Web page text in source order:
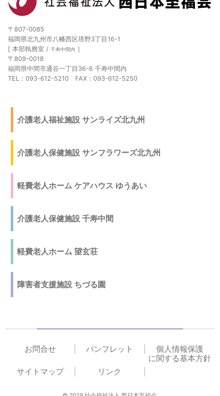
〒807-0085
福岡県北九州市八幡西区塔野3丁目16-1
[ 本部執務室 / 千寿中間内 ］
〒809-0018
福岡県中間市通谷一丁目36-6 千寿中間内
TEL：093-612-5210 FAX：093-612-5250
介護老人福祉施設 サンライズ北九州
介護老人保健施設 サンフラワーズ北九州
軽費老人ホーム ケアハウス ゆうあい
介護老人保健施設 千寿中間
軽費老人ホーム 望玄荘
障害者支援施設 ちづる園
お問合せ パンフレット
個人情報保護
に関する基本方針
サイトマップ
リンク